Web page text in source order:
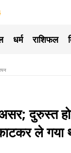
धर्म राशिफल
दुरुस्त
ले गया